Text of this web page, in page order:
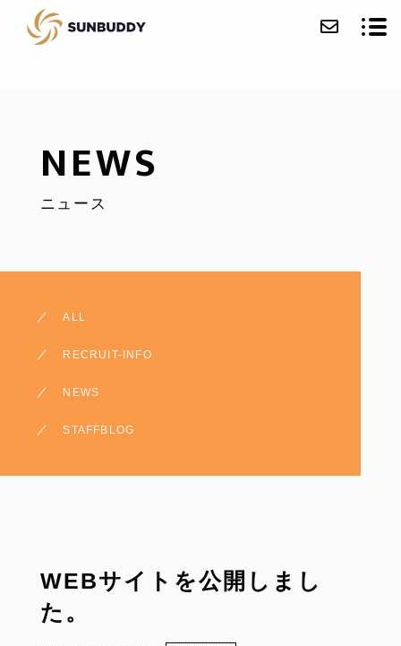
NEWS
ニュース
ALL
RECRUIT-INFO
NEWS
STAFFBLOG
WEBサイトを公開しまし
た。